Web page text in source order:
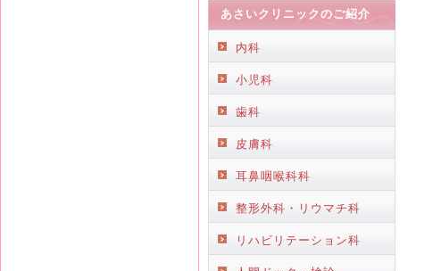
あさいクリニックのご紹介
内科
小児科
歯科
皮膚科
耳鼻咽喉科科
整形外科・リウマチ科
リハビリテーション科